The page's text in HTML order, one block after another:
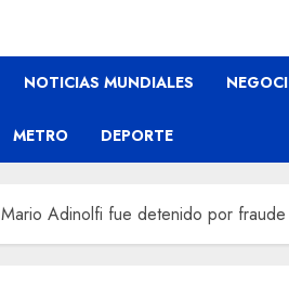
NOTICIAS MUNDIALES
METRO DEPORTE
Mario Adinolfi fue detenido por fraude